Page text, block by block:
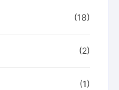
(18)
(2)
(1)